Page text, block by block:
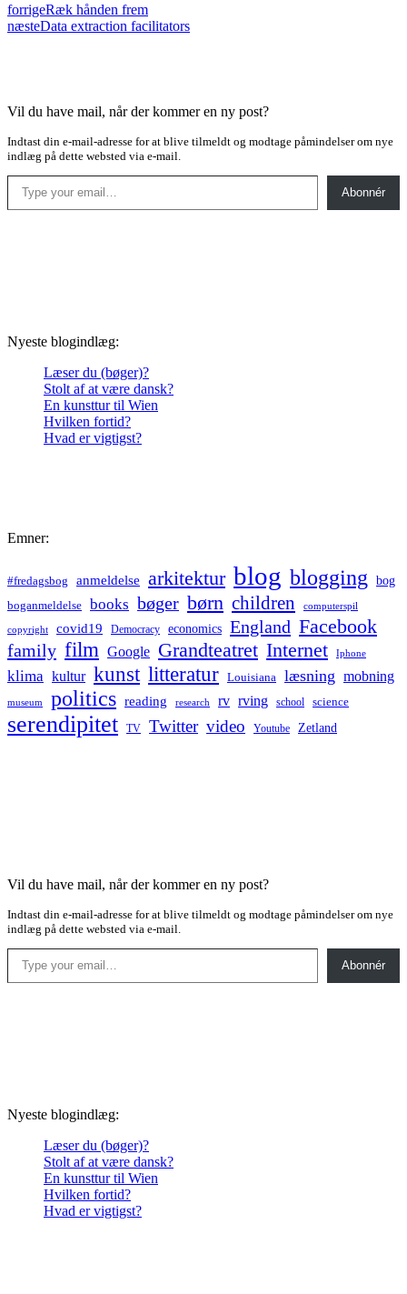
forrigeRæk hånden frem
næsteData extraction facilitators
Vil du have mail, når der kommer en ny post?
Indtast din e-mail-adresse for at blive tilmeldt og modtage påmindelser om nye
indlæg på dette websted via e-mail.
Type your email…
Abonnér
Nyeste blogindlæg:
Læser du (bøger)?
Stolt af at være dansk?
En kunsttur til Wien
Hvilken fortid?
Hvad er vigtigst?
Emner:
#fredagsbog anmeldelse arkitektur blog blogging bog
boganmeldelse books bøger børn children computerspil
copyright covid19 Democracy economics England Facebook
family film Google Grandteatret Internet Iphone
klima kultur kunst litteratur Louisiana læsning mobning
museum politics reading research rv rving school science
serendipitet TV Twitter video Youtube Zetland
Vil du have mail, når der kommer en ny post?
Indtast din e-mail-adresse for at blive tilmeldt og modtage påmindelser om nye
indlæg på dette websted via e-mail.
Type your email…
Abonnér
Nyeste blogindlæg:
Læser du (bøger)?
Stolt af at være dansk?
En kunsttur til Wien
Hvilken fortid?
Hvad er vigtigst?